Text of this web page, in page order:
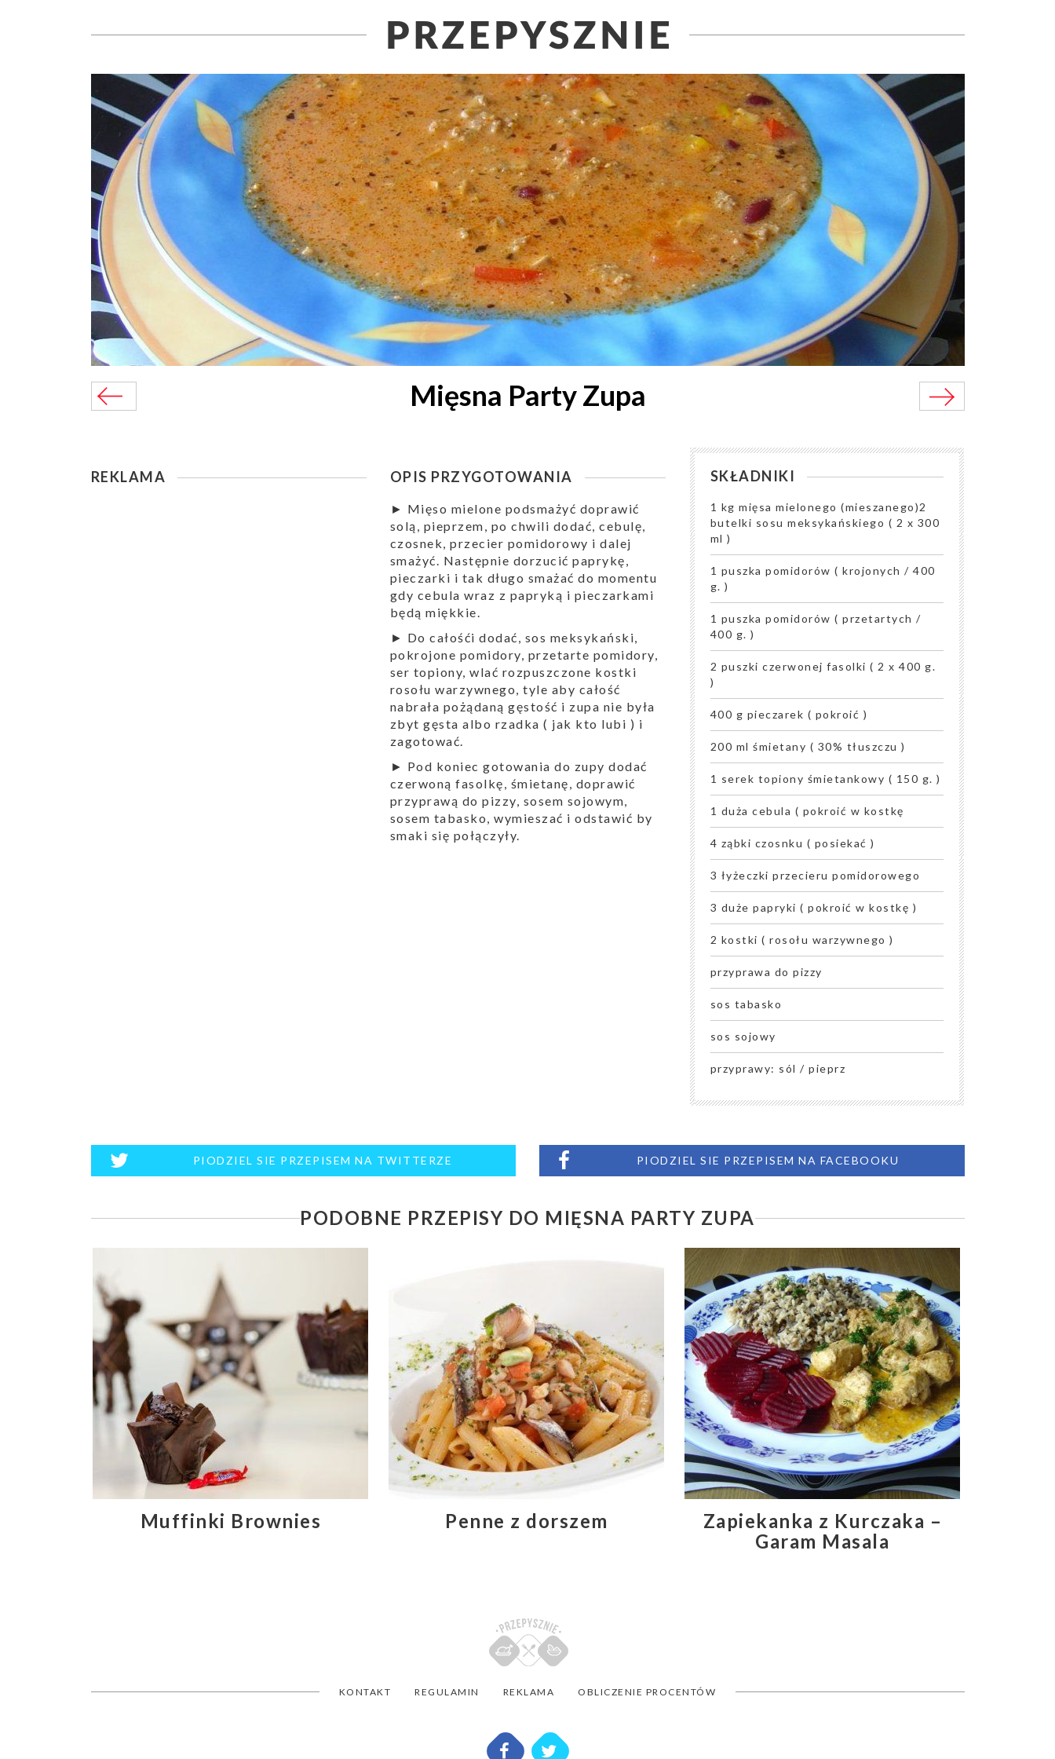
Mięsna Party Zupa
REKLAMA OPIS PRZYGOTOWANIA
► Mięso mielone podsmażyć doprawić
solą, pieprzem, po chwili dodać, cebulę,
czosnek, przecier pomidorowy i dalej
smażyć. Następnie dorzucić paprykę,
pieczarki i tak długo smażać do momentu
gdy cebula wraz z papryką i pieczarkami
będą miękkie.
► Do całośći dodać, sos meksykański,
pokrojone pomidory, przetarte pomidory,
ser topiony, wlać rozpuszczone kostki
rosołu warzywnego, tyle aby całość
nabrała pożądaną gęstość i zupa nie była
zbyt gęsta albo rzadka ( jak kto lubi ) i
zagotować.
► Pod koniec gotowania do zupy dodać
czerwoną fasolkę, śmietanę, doprawić
przyprawą do pizzy, sosem sojowym,
sosem tabasko, wymieszać i odstawić by
smaki się połączyły.
SKŁADNIKI
1 kg mięsa mielonego (mieszanego)2
butelki sosu meksykańskiego ( 2 x 300
ml )
1 puszka pomidorów ( krojonych / 400
g. )
1 puszka pomidorów ( przetartych /
400 g. )
2 puszki czerwonej fasolki ( 2 x 400 g.
)
400 g pieczarek ( pokroić )
200 ml śmietany ( 30% tłuszczu )
1 serek topiony śmietankowy ( 150 g. )
1 duża cebula ( pokroić w kostkę
4 ząbki czosnku ( posiekać )
3 łyżeczki przecieru pomidorowego
3 duże papryki ( pokroić w kostkę )
2 kostki ( rosołu warzywnego )
przyprawa do pizzy
sos tabasko
sos sojowy
przyprawy: sól / pieprz
PIODZIEL SIE PRZEPISEM NA TWITTERZE PIODZIEL SIE PRZEPISEM NA FACEBOOKU
PODOBNE PRZEPISY DO MIĘSNA PARTY ZUPA
Muffinki Brownies Penne z dorszem
Zapiekanka z Kurczaka –
Garam Masala
KONTAKT REGULAMIN REKLAMA OBLICZENIE PROCENTÓW